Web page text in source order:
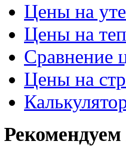
Цены на
Цены на
Сравнение
Цены на